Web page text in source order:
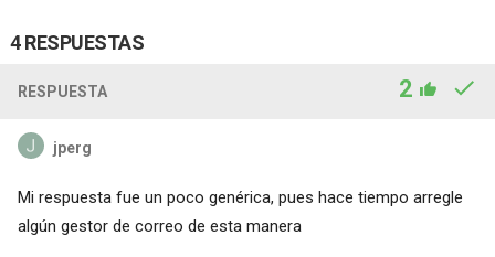
4 RESPUESTAS
RESPUESTA 2
jperg
Mi respuesta fue un poco genérica, pues hace tiempo arregle
algún gestor de correo de esta manera